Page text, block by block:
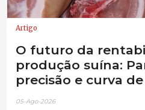
Artigo
O futuro da
produção suína:
precisão e curva
05-Ago-2026